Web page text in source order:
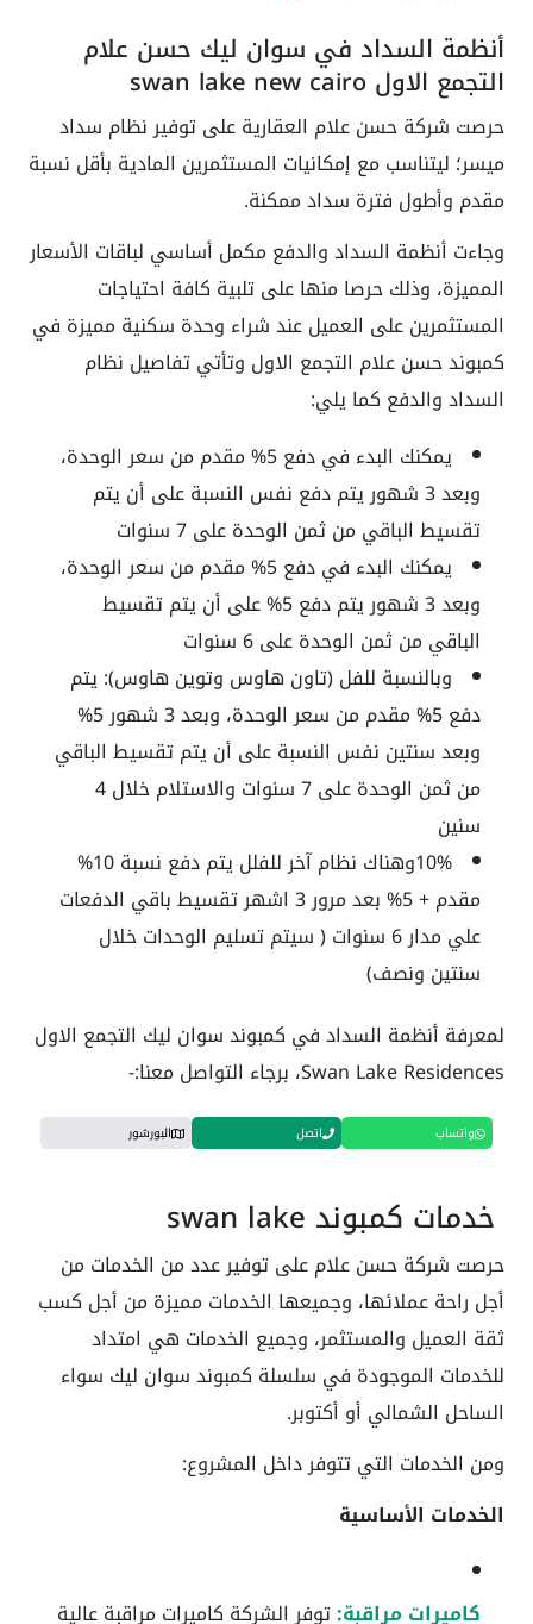
أنظمة السداد في سوان ليك حسن علام
التجمع الاول swan lake new cairo
حرصت شركة حسن علام العقارية على توفير نظام سداد
ميسر؛ ليتناسب مع إمكانيات المستثمرين المادية بأقل نسبة
مقدم وأطول فترة سداد ممكنة.
وجاءت أنظمة السداد والدفع مكمل أساسي لباقات الأسعار
المميزة، وذلك حرصا منها على تلبية كافة احتياجات
المستثمرين على العميل عند شراء وحدة سكنية مميزة في
كمبوند حسن علام التجمع الاول وتأتي تفاصيل نظام
السداد والدفع كما يلي:
يمكنك البدء في دفع 5% مقدم من سعر الوحدة،
وبعد 3 شهور يتم دفع نفس النسبة على أن يتم
تقسيط الباقي من ثمن الوحدة على 7 سنوات
يمكنك البدء في دفع 5% مقدم من سعر الوحدة،
وبعد 3 شهور يتم دفع 5% على أن يتم تقسيط
الباقي من ثمن الوحدة على 6 سنوات
وبالنسبة للفل (تاون هاوس وتوين هاوس): يتم
دفع 5% مقدم من سعر الوحدة، وبعد 3 شهور 5%
وبعد سنتين نفس النسبة على أن يتم تقسيط الباقي
من ثمن الوحدة على 7 سنوات والاستلام خلال 4
سنين
10%وهناك نظام آخر للفلل يتم دفع نسبة 10%
مقدم + 5% بعد مرور 3 اشهر تقسيط باقي الدفعات
علي مدار 6 سنوات ( سيتم تسليم الوحدات خلال
سنتين ونصف)
لمعرفة أنظمة السداد في كمبوند سوان ليك التجمع الاول
Swan Lake Residences، برجاء التواصل معنا:-
واتساب اتصل البورشور
خدمات كمبوند swan lake
حرصت شركة حسن علام على توفير عدد من الخدمات من
أجل راحة عملائها، وجميعها الخدمات مميزة من أجل كسب
ثقة العميل والمستثمر، وجميع الخدمات هي امتداد
للخدمات الموجودة في سلسلة كمبوند سوان ليك سواء
الساحل الشمالي أو أكتوبر.
ومن الخدمات التي تتوفر داخل المشروع:
الخدمات الأساسية
كاميرات مراقبة:توفر الشركة كاميرات مراقبة عالية